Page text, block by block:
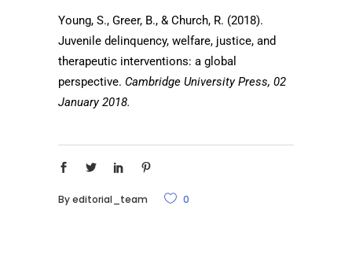
Young, S., Greer, B., & Church, R. (2018).
Juvenile delinquency, welfare, justice, and
therapeutic interventions: a global
perspective. Cambridge University Press, 02
January 2018.
Byeditorial_team 0